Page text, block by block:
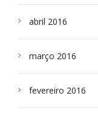
abril 2016
março 2016
fevereiro 2016